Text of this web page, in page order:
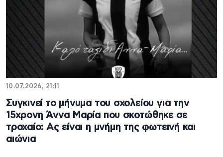
10.07.2026, 21:11
Συγκινεί το μήνυμα του σχολείου για την
15χρονη Άννα Μαρία που σκοτώθηκε σε
τροχαίο: Ας είναι η μνήμη της φωτεινή και
αιώνια